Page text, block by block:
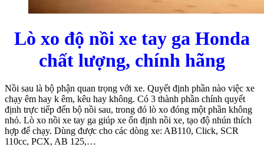
Lò xo độ nồi xe tay ga Honda
chất lượng, chính hãng
Nồi sau là bộ phận quan trọng với xe. Quyết định phần nào việc xe
chạy êm hay k êm, kêu hay không. Có 3 thành phần chính quyết
định trực tiếp đến bộ nồi sau, trong đó lò xo đóng một phần không
nhỏ. Lò xo nồi xe tay ga giúp xe ổn định nồi xe, tạo độ nhún thích
hợp để chạy. Dùng được cho các dòng xe: AB110, Click, SCR
110cc, PCX, AB 125,…